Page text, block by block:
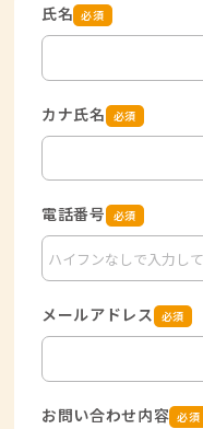
氏名 必須
カナ氏名 必須
電話番号 必須
メールアドレス 必須
お問い合わせ内容 必須